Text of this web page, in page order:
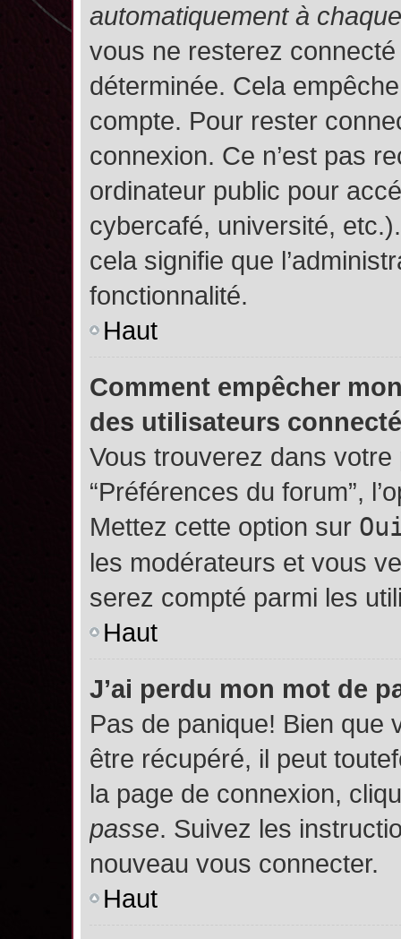
automatiquement à
vous ne resterez
déterminée. Cela
compte. Pour rester
connexion. Ce n’est pas
ordinateur public pour
cybercafé, université,
cela signifie que
fonctionnalité.
Haut
Comment empêcher
des utilisateurs
Vous trouverez dans votre
“Préférences du forum”,
Mettez cette option sur
les modérateurs et vous
serez compté parmi les
Haut
J’ai perdu mon mot de
Pas de panique! Bien que
être récupéré, il peut
la page de connexion,
passe. Suivez les
nouveau vous connecter.
Haut